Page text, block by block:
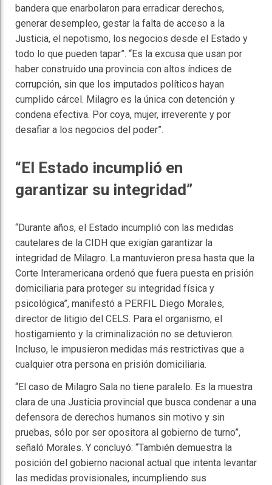
bandera que enarbolaron para erradicar derechos,
generar desempleo, gestar la falta de acceso a la
Justicia, el nepotismo, los negocios desde el Estado y
todo lo que pueden tapar”. “Es la excusa que usan por
haber construido una provincia con altos índices de
corrupción, sin que los imputados políticos hayan
cumplido cárcel. Milagro es la única con detención y
condena efectiva. Por coya, mujer, irreverente y por
desafiar a los negocios del poder”.
“El Estado incumplió en
garantizar su integridad”
​“Durante años, el Estado incumplió con las medidas
cautelares de la CIDH que exigían garantizar la
integridad de Milagro. La mantuvieron presa hasta que la
Corte Interamericana ordenó que fuera puesta en prisión
domiciliaria para proteger su integridad física y
psicológica”, manifestó a PERFIL Diego Morales,
director de litigio del CELS. Para el organismo, el
hostigamiento y la criminalización no se detuvieron.
Incluso, le impusieron medidas más restrictivas que a
cualquier otra persona en prisión domiciliaria.
“El caso de Milagro Sala no tiene paralelo. Es la muestra
clara de una Justicia provincial que busca condenar a una
defensora de derechos humanos sin motivo y sin
pruebas, sólo por ser opositora al gobierno de turno”,
señaló Morales. Y concluyó: “También demuestra la
posición del gobierno nacional actual que intenta levantar
las medidas provisionales, incumpliendo sus